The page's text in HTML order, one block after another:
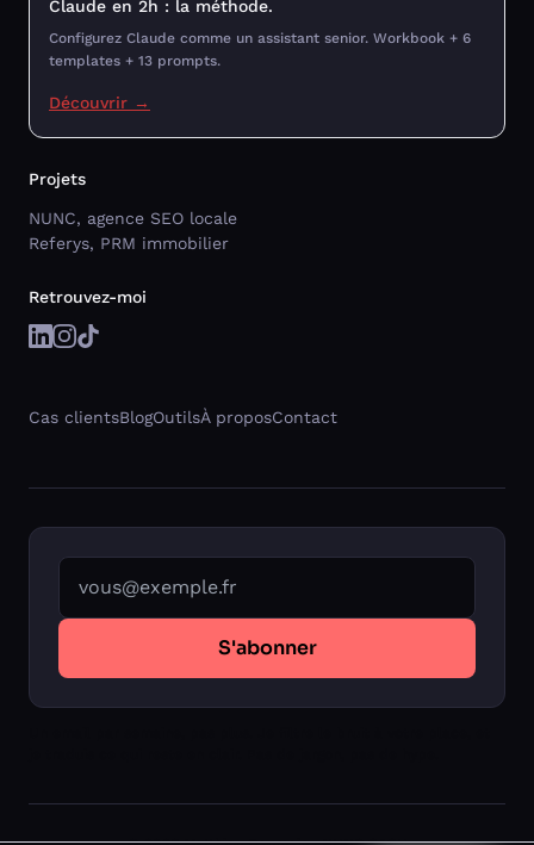
Claude en 2h : la méthode.
Configurez Claude comme un assistant senior. Workbook + 6
templates + 13 prompts.
Découvrir →
Projets
NUNC, agence SEO locale
Referys, PRM immobilier
Retrouvez-moi
Cas clientsBlogOutilsÀ proposContact
Votre adresse email
S'abonner
Un nouvel onglet Substack s'ouvrira pour